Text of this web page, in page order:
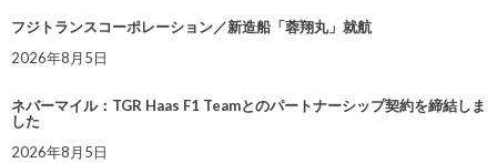
フジトランスコーポレーション／新造船「蓉翔丸」就航
2026年8月5日
ネバーマイル：TGR Haas F1 Teamとのパートナーシップ契約を締結しま
した
2026年8月5日